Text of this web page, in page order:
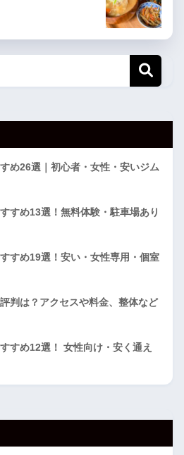
め26選｜初心者・女性・安いジム
すめ13選！無料体験・駐車場あり
すめ19選！安い・女性専用・個室
判は？アクセスや料金、整体など
すめ12選！ 女性向け・安く通え